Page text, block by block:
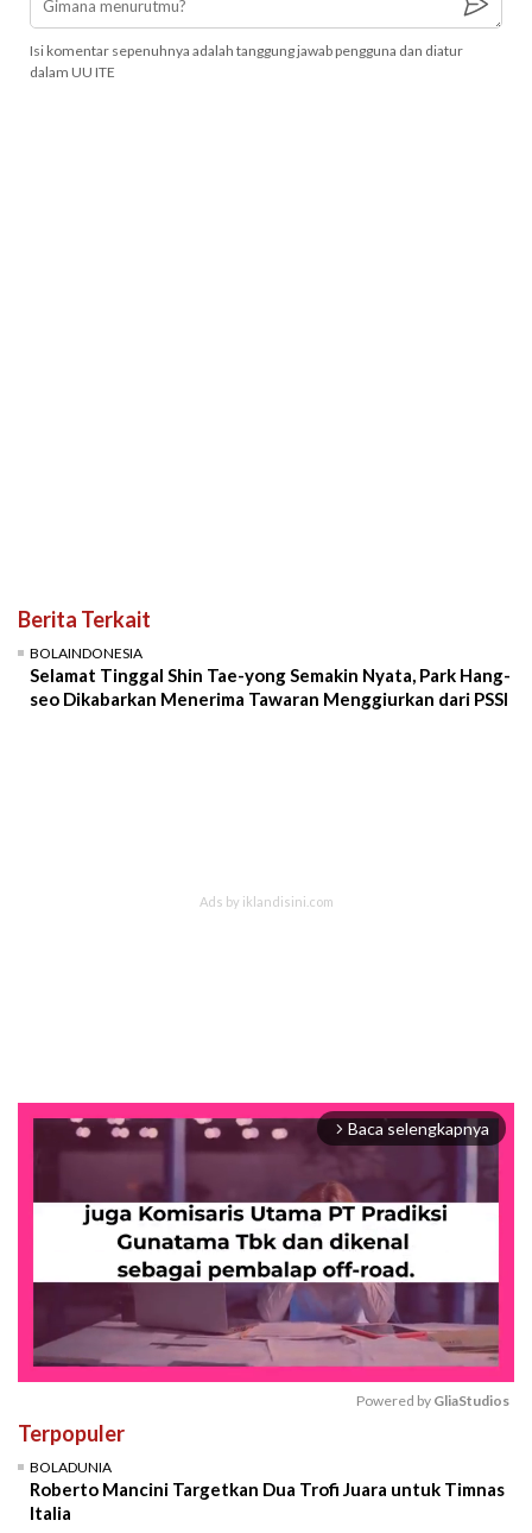
Isi komentar sepenuhnya adalah tanggung jawab pengguna dan diatur
dalam UU ITE
Berita Terkait
BOLAINDONESIA
Selamat Tinggal Shin Tae-yong Semakin Nyata, Park Hang-
seo Dikabarkan Menerima Tawaran Menggiurkan dari PSSI
arrow_forward_ios Baca selengkapnya
Powered by GliaStudios
Terpopuler
BOLADUNIA
Roberto Mancini Targetkan Dua Trofi Juara untuk Timnas
Italia